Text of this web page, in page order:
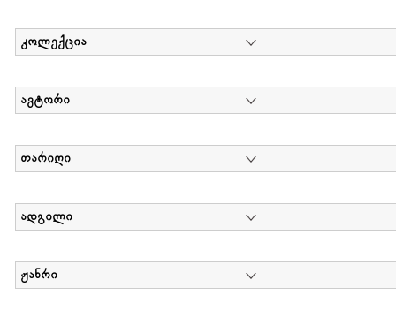
კოლექცია
ავტორი
თარიღი
ადგილი
ჟანრი